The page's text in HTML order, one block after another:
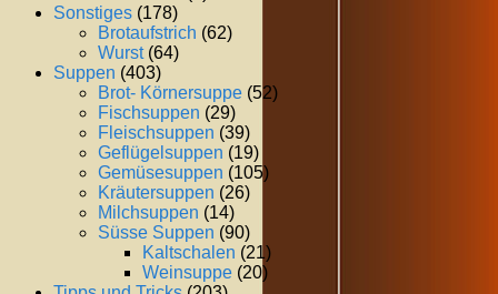
Sonstiges (178)
Brotaufstrich (62)
Wurst(64)
Suppen (403)
Brot- Körnersuppe (52)
Fischsuppen (29)
Fleischsuppen (39)
Geflügelsuppen (19)
Gemüsesuppen (105)
Kräutersuppen (26)
Milchsuppen (14)
Süsse Suppen (90)
Kaltschalen (21)
Weinsuppe (20)